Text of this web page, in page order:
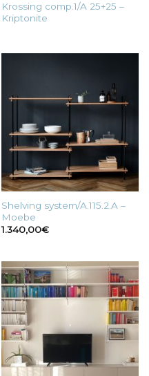
Krossing comp.1/A 25+25 –
Kriptonite
Shelving system/A.115.2.A –
Moebe
1.340,00€